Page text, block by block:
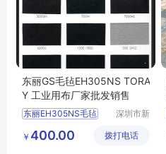
东丽GS毛毡EH305NS TORA
Y 工业用布厂家批发销售
东丽EH305NS毛毡
GS毛毡EH305NS毛毡
深圳市新
链有限公
￥ 400.00 拨打电话